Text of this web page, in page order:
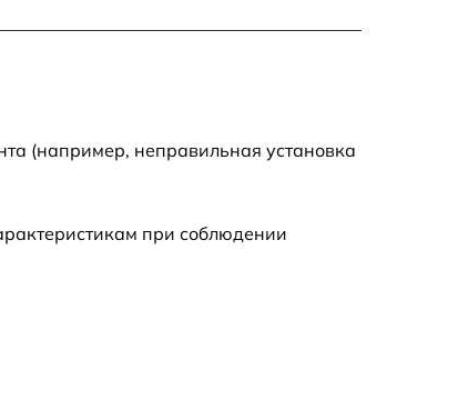
(например, неправильная установка
при соблюдении